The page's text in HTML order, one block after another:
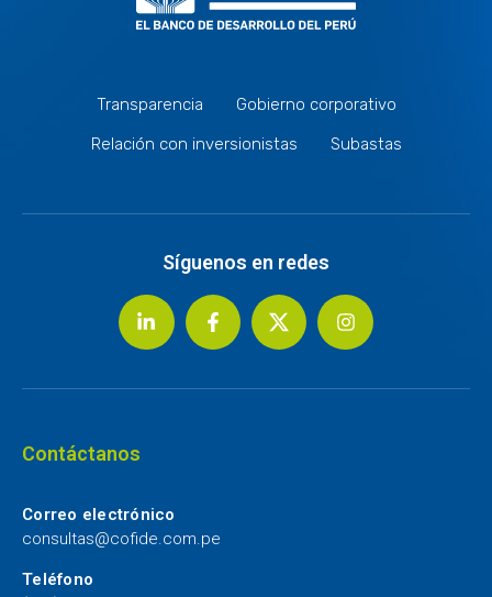
Transparencia
Gobierno corporativo
Relación con inversionistas
Subastas
Síguenos en redes
Contáctanos
Correo electrónico
consultas@cofide.com.pe
Teléfono